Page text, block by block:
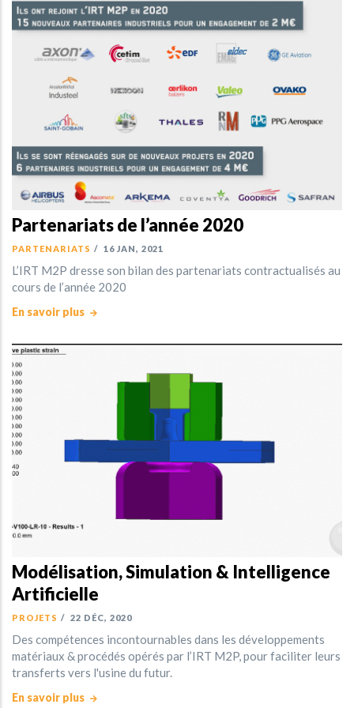
Partenariats de l’année 2020
PARTENARIATS / 16 JAN, 2021
L’IRT M2P dresse son bilan des partenariats contractualisés au
cours de l’année 2020
En savoir plus
Modélisation, Simulation & Intelligence
Artificielle
PROJETS / 22 DÉC, 2020
Des compétences incontournables dans les développements
matériaux & procédés opérés par l’IRT M2P, pour faciliter leurs
transferts vers l'usine du futur.
En savoir plus